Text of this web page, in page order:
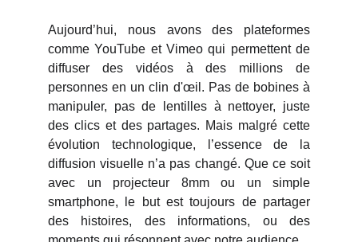
Aujourd’hui, nous avons des plateformes
comme YouTube et Vimeo qui permettent de
diffuser des vidéos à des millions de
personnes en un clin d'œil. Pas de bobines à
manipuler, pas de lentilles à nettoyer, juste
des clics et des partages. Mais malgré cette
évolution technologique, l’essence de la
diffusion visuelle n’a pas changé. Que ce soit
avec un projecteur 8mm ou un simple
smartphone, le but est toujours de partager
des histoires, des informations, ou des